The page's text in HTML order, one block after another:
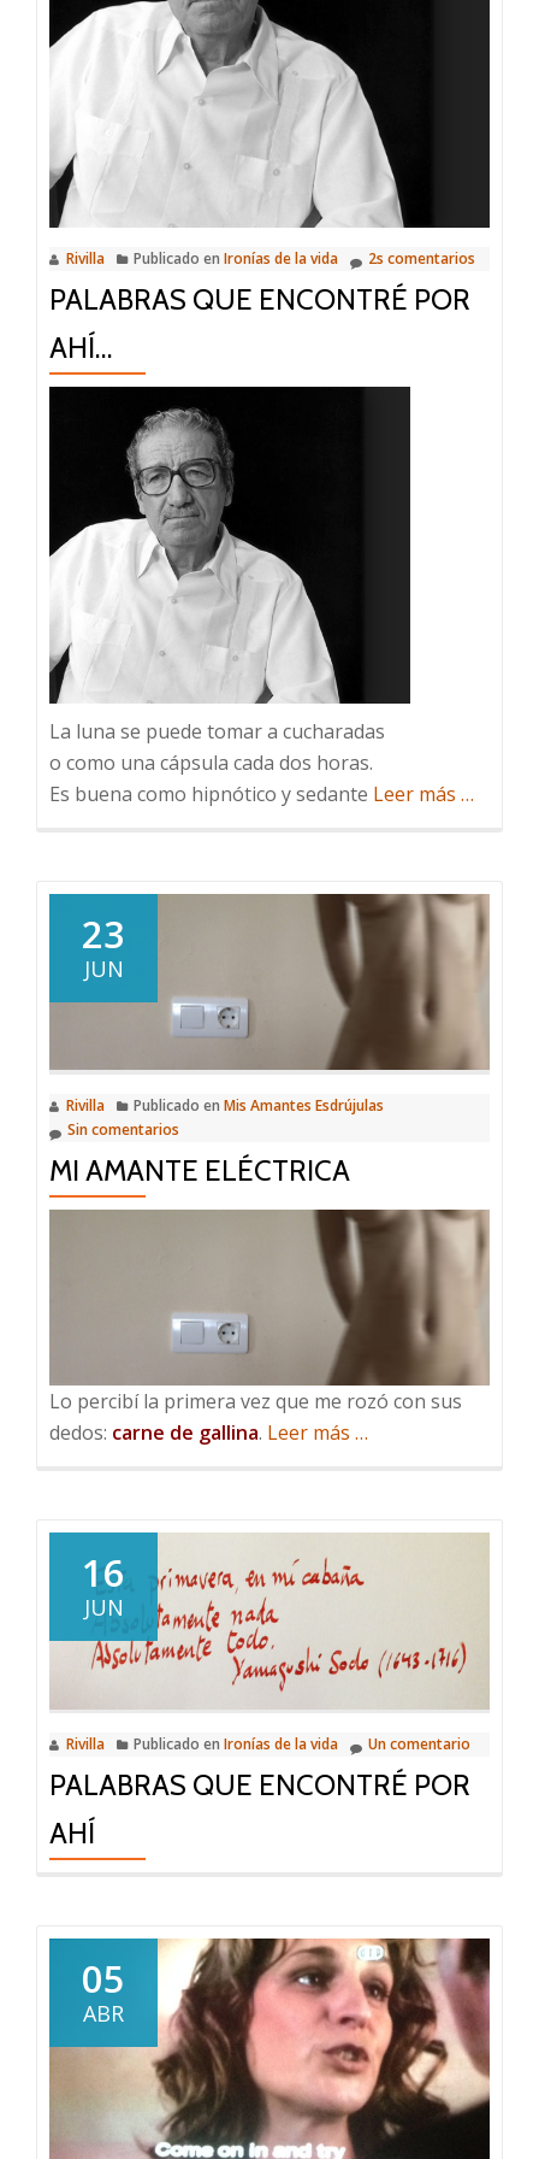
Rivilla Publicado en Ironías de la vida 2s comentarios
PALABRAS QUE ENCONTRÉ POR
AHÍ…
La luna se puede tomar a cucharadas
o como una cápsula cada dos horas.
Es buena como hipnótico y sedante Leer más acerca
por
…
23
JUN
Rivilla Publicado en Mis Amantes Esdrújulas
Sin comentarios
MI AMANTE ELÉCTRICA
Lo percibí la primera vez que me rozó con sus
dedos: carne de gallina. Leer más acerca
…
16
JUN
Rivilla Publicado en Ironías de la vida Un comentario
PALABRAS QUE ENCONTRÉ POR
AHÍ
05
ABR